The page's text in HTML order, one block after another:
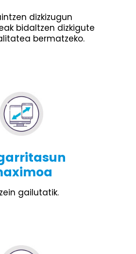
dizkizugun
bidaltzen dizkigute
bermatzeko.
gailutatik.